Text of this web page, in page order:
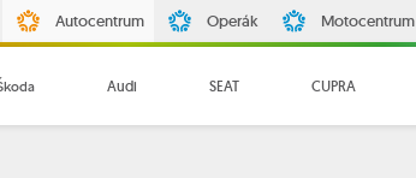
Autocentrum Operák Motocentrum
Audi SEAT CUPRA